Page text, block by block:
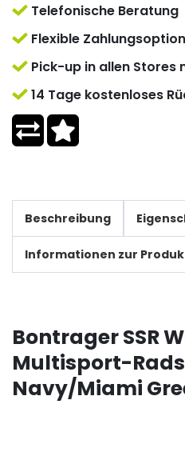
Telefonische Beratung
Flexible
Pick-up in allen Stores
14 Tage kostenloses
Beschreibung
Informationen zur
Bontrager SSR
Multisport-
Navy/Miami